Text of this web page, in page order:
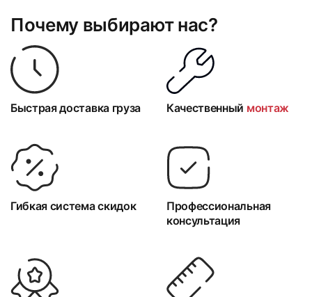
Почему выбирают нас?
Быстрая доставка груза Качественный монтаж
Гибкая система скидок
Профессиональная
консультация